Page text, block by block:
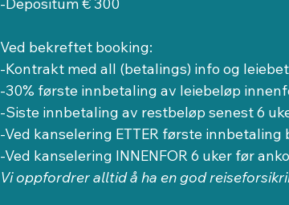
Ved bekreftet booking:
-Kontrakt med all (betalings) info og
-30% første innbetaling av leiebeløp
-Siste innbetaling av restbeløp senest 6
-Ved kanselering ETTER første
-Ved kanselering INNENFOR 6 uker før
Vi oppfordrer alltid å ha en god